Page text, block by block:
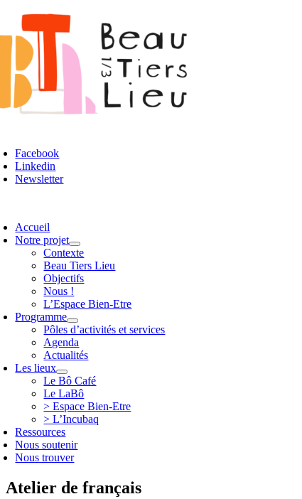
Passer
contenu
Facebook
Linkedin
Newsletter
Accueil
Notre projet
Contexte
Beau Tiers Lieu
Objectifs
Nous !
L’Espace Bien-Etre
Programme
Pôles d’activités et services
Agenda
Actualités
Les lieux
Le Bô Café
Le LaBô
> Espace Bien-Etre
> L’Incubaq
Ressources
Nous soutenir
Nous trouver
Atelier de français